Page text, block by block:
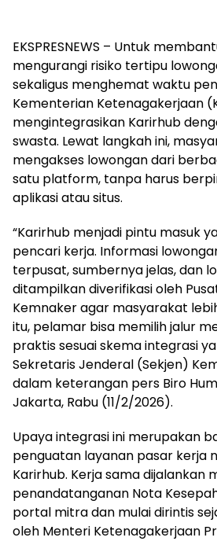
EKSPRESNEWS – Untuk
mengurangi risiko tertipu
sekaligus menghemat waktu
Kementerian Ketenagakerjaan
mengintegrasikan Karirhub
swasta. Lewat langkah ini,
mengakses lowongan dari
satu platform, tanpa harus
aplikasi atau situs.
“Karirhub menjadi pintu masuk
pencari kerja. Informasi
terpusat, sumbernya jelas, dan
ditampilkan diverifikasi oleh
Kemnaker agar masyarakat
itu, pelamar bisa memilih jalur
praktis sesuai skema integrasi
Sekretaris Jenderal (Sekjen)
dalam keterangan pers Biro
Jakarta, Rabu (11/2/2026).
Upaya integrasi ini merupakan
penguatan layanan pasar kerja
Karirhub. Kerja sama dijalankan
penandatanganan Nota
portal mitra dan mulai dirintis
oleh Menteri Ketenagakerjaan